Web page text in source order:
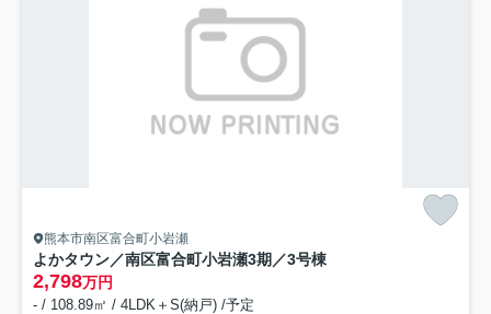
熊本市南区富合町小岩瀬
よかタウン／南区富合町小岩瀬3期／3号棟
2,798万円
- / 108.89㎡ / 4LDK＋S(納戸) /予定